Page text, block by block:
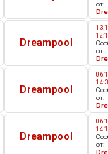
от:
Dreampool
от:
Dreampool
от:
Dreampool
от: